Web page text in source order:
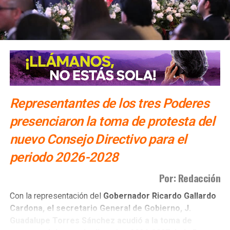
Representantes de los tres Poderes
presenciaron la toma de protesta del
nuevo Consejo Directivo para el
periodo 2026-2028
Por: Redacción
Con la representación del Gobernador Ricardo Gallardo
Cardona, el secretario General de Gobierno, J.